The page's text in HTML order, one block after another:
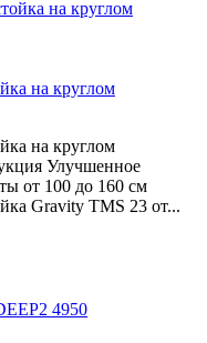
на круглом
на круглом
Улучшенное
от 100 до 160 см
Gravity TMS 23 от...